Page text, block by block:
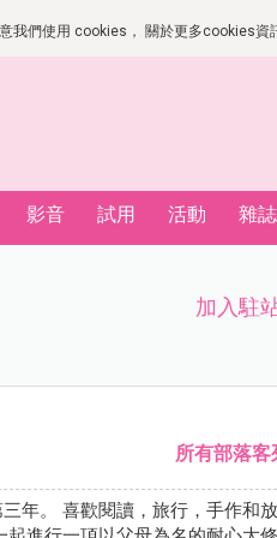
我們使用 cookies， 關於更多cookies資
影音 試用 活動 雜誌
加入駐
所有部落客
年。 喜歡閱讀，旅行，手作和放